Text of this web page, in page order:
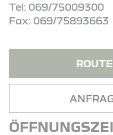
Tel: 069/75009300
Fax: 069/75893663